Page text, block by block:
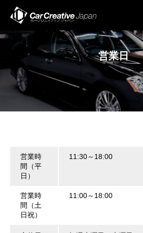
営業日
営業時
間（平
日）
11:30～18:00
営業時
間（土
日祝）
11:00～18:00